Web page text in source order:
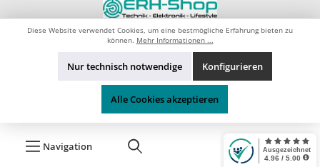
Navigation
Diese Website verwendet Cookies, um eine bestmögliche Erfahrung bieten zu
können. Mehr Informationen ...
Nur technisch notwendige Konfigurieren
Alle Cookies akzeptieren